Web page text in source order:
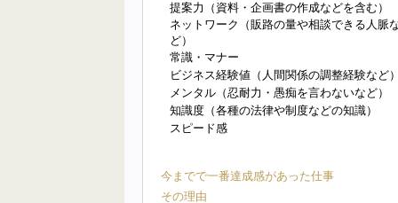
提案力（資料・企画書の作成などを含む）
ネットワーク（販路の量や相談できる人脈
ど）
常識・マナー
ビジネス経験値（人間関係の調整経験など
メンタル（忍耐力・愚痴を言わないなど）
知識度（各種の法律や制度などの知識）
スピード感
今までで一番達成感があった仕事
その理由